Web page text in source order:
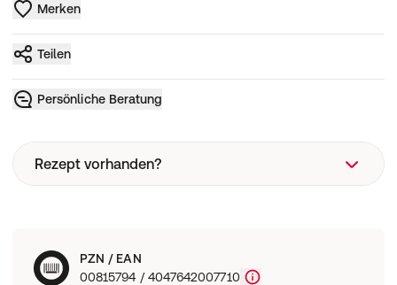
Merken
Teilen
Persönliche Beratung
Rezept vorhanden?
Wie funktioniert eine Rezeptbestellung?
PZN / EAN
00815794 / 4047642007710